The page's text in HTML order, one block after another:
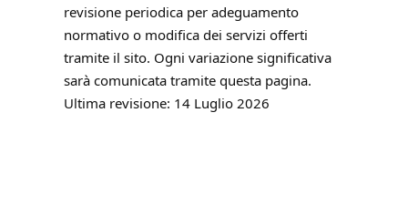
revisione periodica per adeguamento
normativo o modifica dei servizi offerti
tramite il sito. Ogni variazione significativa
sarà comunicata tramite questa pagina.
Ultima revisione: 14 Luglio 2026